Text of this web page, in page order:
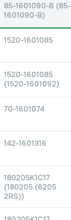
85-1601090-B (85-
1601090-В)
1520-1601085
1520-1601085
(1520-1601092)
70-1601074
142-1601316
180205K1C17
(180205 (6205
2RS))